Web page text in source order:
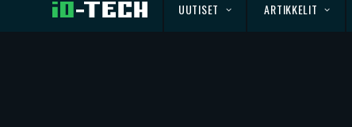
UUTISET ARTIKKELIT